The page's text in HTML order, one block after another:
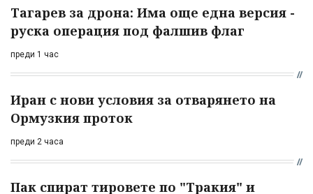
Тагарев за дрона: Има още една версия -
руска операция под фалшив флаг
преди 1 час
Иран с нови условия за отварянето на
Ормузкия проток
преди 2 часа
Пак спират тировете по "Тракия" и